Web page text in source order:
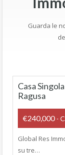
Guarda le
Casa
Ragusa
€240,000 -
Global Res
su tre…